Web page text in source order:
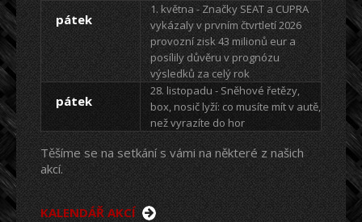
pátek
1. května - Značky SEAT a CUPRA
vykázaly v prvním čtvrtletí 2026
provozní zisk 43 milionů eur a
posílily důvěru v prognózu
výsledků za celý rok
pátek
28. listopadu - Sněhové řetězy,
box, nosič lyží: co musíte mít v autě,
než vyrazíte do hor
Těšíme se na setkání s vámi na některé z našich
akcí.
KALENDÁŘ AKCÍ